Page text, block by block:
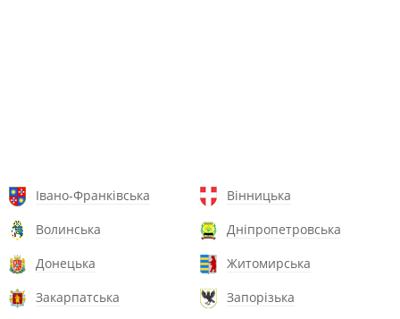
Івано-Франківська
Вінницька
Волинська
Дніпропетровська
Донецька
Житомирська
Закарпатська
Запорізька